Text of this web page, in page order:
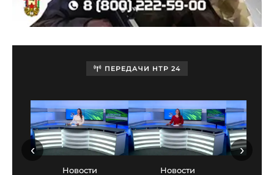
ПЕРЕДАЧИ НТР 24
Новости Новости
‹ ›